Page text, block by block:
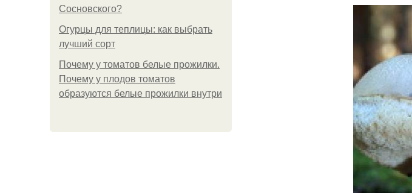
Сосновского?
Огурцы для теплицы: как выбрать
лучший сорт
Почему у томатов белые прожилки.
Почему у плодов томатов
образуются белые прожилки внутри